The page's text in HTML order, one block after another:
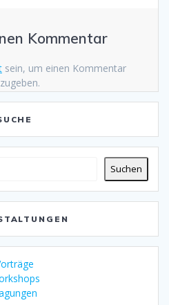
Kommentar
sein, um einen Kommentar
Suchen